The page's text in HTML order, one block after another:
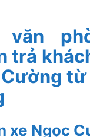
trả
từ
xe Ngọc